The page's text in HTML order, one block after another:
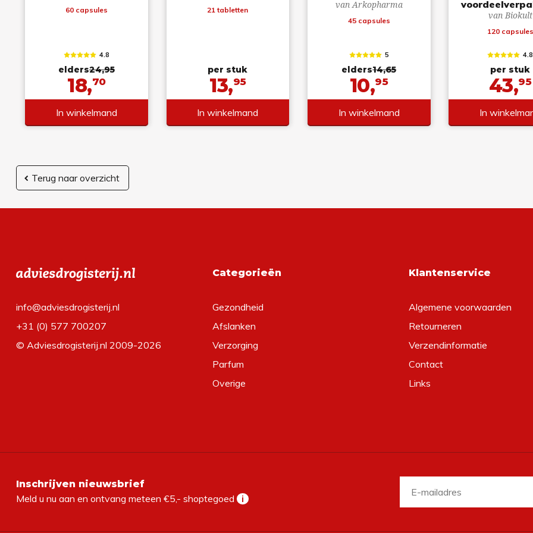
60 capsules
4.8
elders24,95
18,70
In winkelmand
21 tabletten
per stuk
13,95
In winkelmand
van Arkopharma
45 capsules
5
elders14,65
10,95
In winkelmand
van Biokult
120 capsules
4.8
per stuk
43,95
In
Terug naar overzicht
info@adviesdrogisterij.nl
+31 (0) 577 700207
© Adviesdrogisterij.nl 2009-2026
Categorieën
Gezondheid
Afslanken
Verzorging
Parfum
Overige
Klantenservice
Algemene voorwaarden
Retourneren
Verzendinformatie
Contact
Links
Inschrijven nieuwsbrief
Meld u nu aan en ontvang meteen €5,- shoptegoed i